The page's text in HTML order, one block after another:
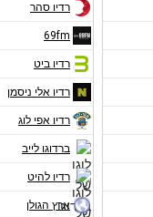
רדיו סהר
69fm
רדיו ביט
רדיו אלי ניסמן
רדיו אפי לוג
ברדוגו לייב
רדיו להיט
ארץ הגולן